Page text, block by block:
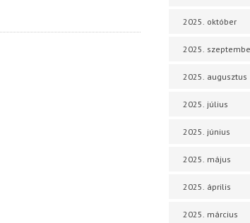
2025. október
2025.
2025. augusztus
2025. július
2025. június
2025. május
2025. április
2025. március